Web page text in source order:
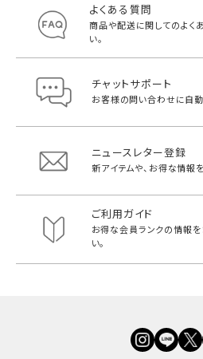
よくある質問
商品や配送に関してのよく
い。
チャットサポート
お客様の問い合わせに自
ニュースレター登録
新アイテムや、お得な情報
ご利用ガイド
お得な会員ランクの情報を
い。